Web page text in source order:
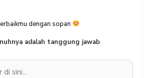
dengan sopan
adalah tanggung jawab